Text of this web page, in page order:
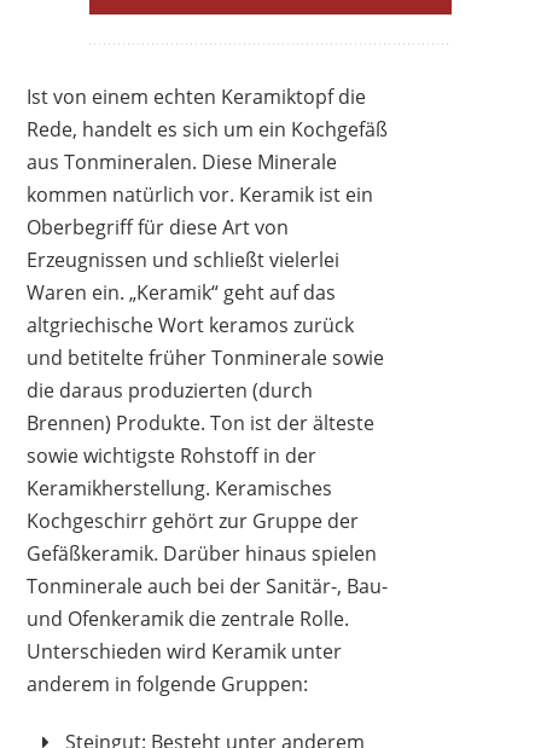
57,98 € 49,27 €*
Ist von einem echten Keramiktopf die
Rede, handelt es sich um ein Kochgefäß
aus Tonmineralen. Diese Minerale
kommen natürlich vor. Keramik ist ein
Oberbegriff für diese Art von
Erzeugnissen und schließt vielerlei
Waren ein. „Keramik“ geht auf das
altgriechische Wort keramos zurück
und betitelte früher Tonminerale sowie
die daraus produzierten (durch
Brennen) Produkte. Ton ist der älteste
sowie wichtigste Rohstoff in der
Keramikherstellung. Keramisches
Kochgeschirr gehört zur Gruppe der
Gefäßkeramik. Darüber hinaus spielen
Tonminerale auch bei der Sanitär-, Bau-
und Ofenkeramik die zentrale Rolle.
Unterschieden wird Keramik unter
anderem in folgende Gruppen:
Steingut: Besteht unter anderem